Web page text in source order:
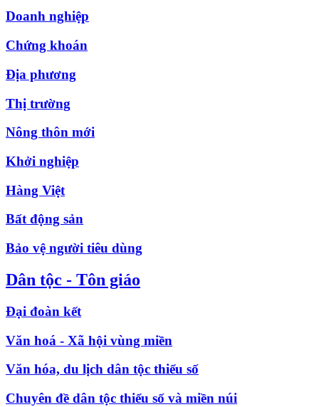
Doanh nghiệp
Chứng khoán
Địa phương
Thị trường
Nông thôn mới
Khởi nghiệp
Hàng Việt
Bất động sản
Bảo vệ người tiêu dùng
Dân tộc - Tôn giáo
Đại đoàn kết
Văn hoá - Xã hội vùng miền
Văn hóa, du lịch dân tộc thiểu số
Chuyên đề dân tộc thiểu số và miền núi